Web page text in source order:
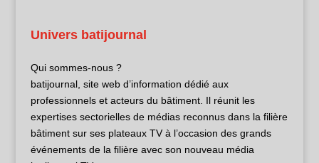
Univers batijournal
Qui sommes-nous ?
batijournal, site web d’information dédié aux
professionnels et acteurs du bâtiment. Il réunit les
expertises sectorielles de médias reconnus dans la filière
bâtiment sur ses plateaux TV à l’occasion des grands
événements de la filière avec son nouveau média